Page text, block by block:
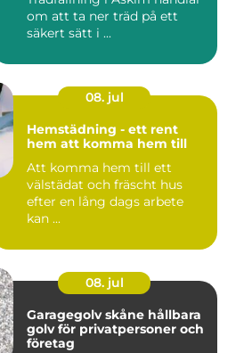
om att ta ner träd på ett
säkert sätt i ...
08. jul
Hemstädning - ett rent
hem att komma hem till
Att komma hem till ett
välstädat och fräscht hus
efter en lång dags arbete
kan ...
08. jul
Garagegolv skåne hållbara
golv för privatpersoner och
företag